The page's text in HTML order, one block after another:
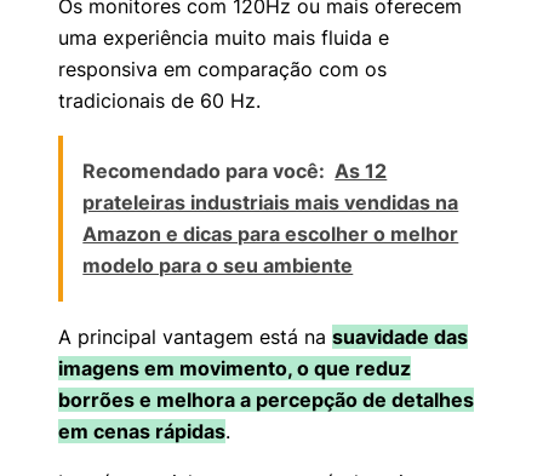
Os monitores com 120Hz ou mais oferecem
uma experiência muito mais fluida e
responsiva em comparação com os
tradicionais de 60 Hz.
Recomendado para você: As 12
prateleiras industriais mais vendidas na
Amazon e dicas para escolher o melhor
modelo para o seu ambiente
A principal vantagem está na suavidade das
imagens em movimento, o que reduz
borrões e melhora a percepção de detalhes
em cenas rápidas.